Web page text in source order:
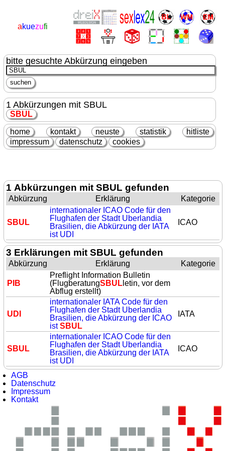
akuezufi
bitte gesuchte Abkürzung eingeben
1 Abkürzungen mit SBUL
SBUL
home kontakt neuste statistik
hitliste
impressum
datenschutz cookies
1 Abkürzungen mit SBUL gefunden
Abkürzung Erklärung Kategorie
SBUL
internationaler ICAO Code für den
Flughafen der Stadt Uberlandia
Brasilien, die Abkürzung der IATA
ist UDI
ICAO
3 Erklärungen mit SBUL gefunden
Abkürzung Erklärung Kategorie
PIB
Preflight Information Bulletin
(FlugberatungSBUL letin, vor dem
Abflug erstellt)
UDI
internationaler IATA Code für den
Flughafen der Stadt Uberlandia
Brasilien, die Abkürzung der ICAO
istSBUL
IATA
SBUL
internationaler ICAO Code für den
Flughafen der Stadt Uberlandia
Brasilien, die Abkürzung der IATA
ist UDI
ICAO
AGB
Datenschutz
Impressum
Kontakt